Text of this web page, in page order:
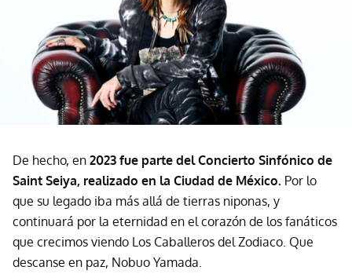
De hecho, en 2023 fue parte del Concierto Sinfónico de
Saint Seiya, realizado en la Ciudad de México. Por lo
que su legado iba más allá de tierras niponas, y
continuará por la eternidad en el corazón de los fanáticos
que crecimos viendo Los Caballeros del Zodiaco. Que
descanse en paz, Nobuo Yamada.